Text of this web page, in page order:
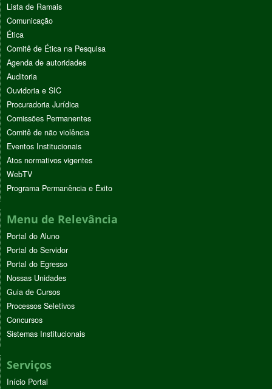
Lista de Ramais
Comunicação
Ética
Comitê de Ética na Pesquisa
Agenda de autoridades
Auditoria
Ouvidoria e SIC
Procuradoria Jurídica
Comissões Permanentes
Comitê de não violência
Eventos Institucionais
Atos normativos vigentes
WebTV
Programa Permanência e Êxito
Menu de Relevância
Portal do Aluno
Portal do Servidor
Portal do Egresso
Nossas Unidades
Guia de Cursos
Processos Seletivos
Concursos
Sistemas Institucionais
Serviços
Início Portal